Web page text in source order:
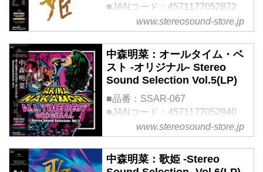
■JANコード：4571177052872
■仕様：33 1/3回転 180g重量盤
■限定生産
■企画・販売：株式会社ステレオ
サウンド
■制作・発売：ユニバーサルミュ
www.stereosound-store.jp
中森明菜：オールタイム・ベ
スト -オリジナル- Stereo
Sound Selection Vol.5(LP)
■品番：SSAR-067
■JANコード：4571177052940
■仕様：33 1/3回転 180g重量盤
■限定生産
■企画・販売：株式会社ステレオ
サウンド
www.stereosound-store.jp
中森明菜：歌姫 -Stereo